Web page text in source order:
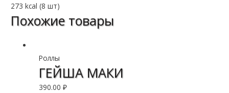
273 kcal (8 шт)
Похожие товары
Роллы
ГЕЙША МАКИ
390.00 ₽